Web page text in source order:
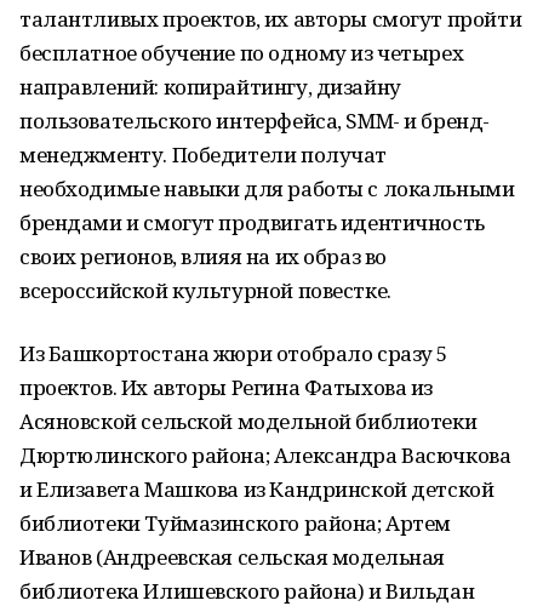
талантливых проектов, их авторы смогут пройти
бесплатное обучение по одному из четырех
направлений: копирайтингу, дизайну
пользовательского интерфейса, SMM- и бренд-
менеджменту. Победители получат
необходимые навыки для работы с локальными
брендами и смогут продвигать идентичность
своих регионов, влияя на их образ во
всероссийской культурной повестке.
Из Башкортостана жюри отобрало сразу 5
проектов. Их авторы Регина Фатыхова из
Асяновской сельской модельной библиотеки
Дюртюлинского района; Александра Васючкова
и Елизавета Машкова из Кандринской детской
библиотеки Туймазинского района; Артем
Иванов (Андреевская сельская модельная
библиотека Илишевского района) и Вильдан